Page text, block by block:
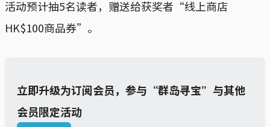
活动预计抽5名读者，赠送给获奖者“线上商店
HK$100商品券”。
立即升级为订阅会员，参与“群岛寻宝”与其他
会员限定活动